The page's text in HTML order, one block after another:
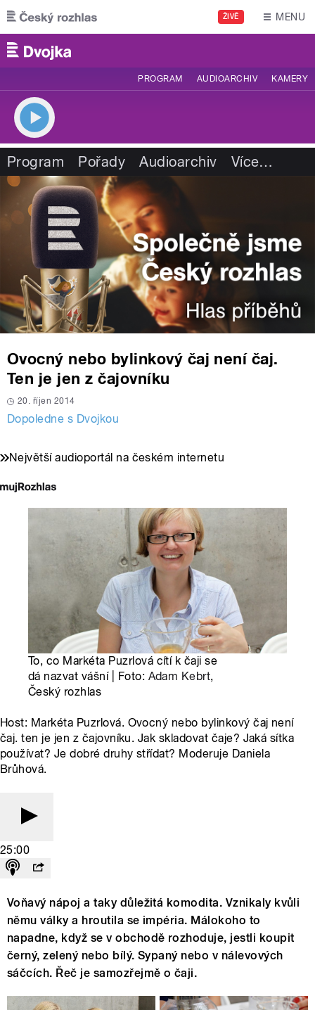
Přejít k hlavnímu obsahu
ŽIVĚ MENU
PROGRAM AUDIOARCHIV KAMERY
Program Pořady Audioarchiv Více…
Ovocný nebo bylinkový čaj není čaj.
Ten je jen z čajovníku
20. říjen 2014
Dopoledne s Dvojkou
Největší audioportál na českém internetu
To, co Markéta Puzrlová cítí k čaji se
dá nazvat vášní | Foto: Adam Kebrt,
Český rozhlas
Host: Markéta Puzrlová. Ovocný nebo bylinkový čaj není
čaj. ten je jen z čajovníku. Jak skladovat čaje? Jaká sítka
používat? Je dobré druhy střídat? Moderuje Daniela
Brůhová.
25:00
Voňavý nápoj a taky důležitá komodita. Vznikaly kvůli
němu války a hroutila se impéria. Málokoho to
napadne, když se v obchodě rozhoduje, jestli koupit
černý, zelený nebo bílý. Sypaný nebo v nálevových
sáčcích. Řeč je samozřejmě o čaji.